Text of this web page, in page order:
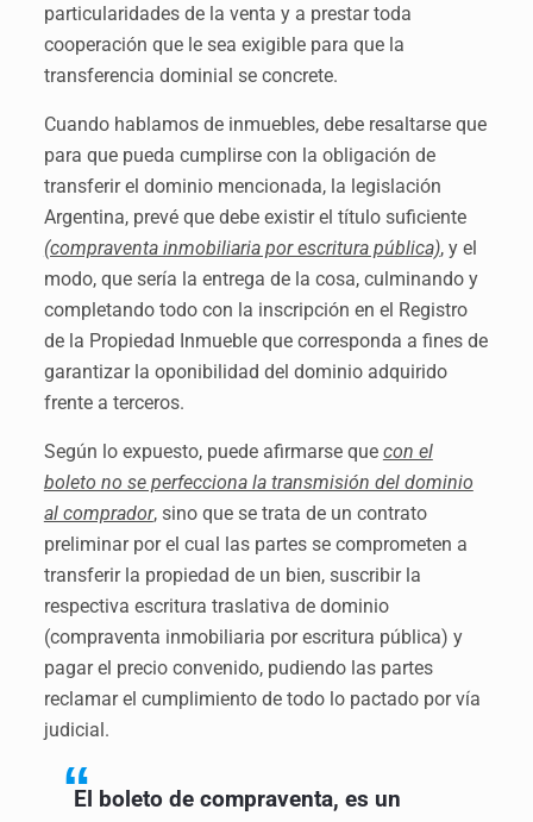
particularidades de la venta y a prestar toda
cooperación que le sea exigible para que la
transferencia dominial se concrete.
Cuando hablamos de inmuebles, debe resaltarse que
para que pueda cumplirse con la obligación de
transferir el dominio mencionada, la legislación
Argentina, prevé que debe existir el título suficiente
(compraventa inmobiliaria por escritura pública), y el
modo, que sería la entrega de la cosa, culminando y
completando todo con la inscripción en el Registro
de la Propiedad Inmueble que corresponda a fines de
garantizar la oponibilidad del dominio adquirido
frente a terceros.
Según lo expuesto, puede afirmarse que con el
boleto no se perfecciona la transmisión del dominio
al comprador, sino que se trata de un contrato
preliminar por el cual las partes se comprometen a
transferir la propiedad de un bien, suscribir la
respectiva escritura traslativa de dominio
(compraventa inmobiliaria por escritura pública) y
pagar el precio convenido, pudiendo las partes
reclamar el cumplimiento de todo lo pactado por vía
judicial.
El boleto de compraventa, es un